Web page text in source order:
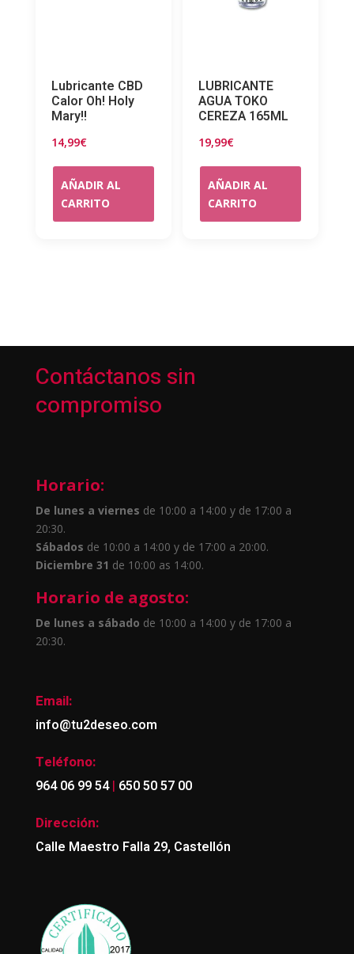
Lubricante CBD
Calor Oh! Holy
Mary!!
14,99€
AÑADIR AL
CARRITO
LUBRICANTE
AGUA TOKO
CEREZA 165ML
19,99€
AÑADIR AL
CARRITO
Contáctanos sin
compromiso
Horario:
De lunes a viernes de 10:00 a 14:00 y de 17:00 a
20:30.
Sábados de 10:00 a 14:00 y de 17:00 a 20:00.
Diciembre 31 de 10:00 as 14:00.
Horario de agosto:
De lunes a sábado de 10:00 a 14:00 y de 17:00 a
20:30.
Email:
info@tu2deseo.com
Teléfono:
964 06 99 54| 650 50 57 00
Dirección:
Calle Maestro Falla 29, Castellón